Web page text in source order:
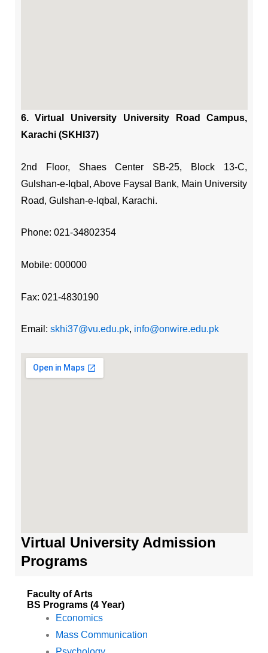
6. Virtual University University Road Campus,
Karachi (SKHI37)
2nd Floor, Shaes Center SB-25, Block 13-C,
Gulshan-e-Iqbal, Above Faysal Bank, Main University
Road, Gulshan-e-Iqbal, Karachi.
Phone: 021-34802354
Mobile: 000000
Fax: 021-4830190
Email: skhi37@vu.edu.pk, info@onwire.edu.pk
Virtual University Admission
Programs
Faculty of Arts
BS Programs (4 Year)
Economics
Mass Communication